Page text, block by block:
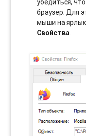
убедиться,
браузер. Для
мыши на
Свойства.